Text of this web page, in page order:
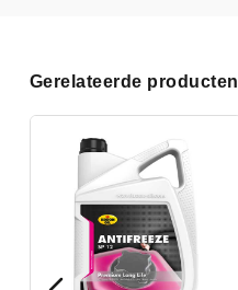
Gerelateerde producten